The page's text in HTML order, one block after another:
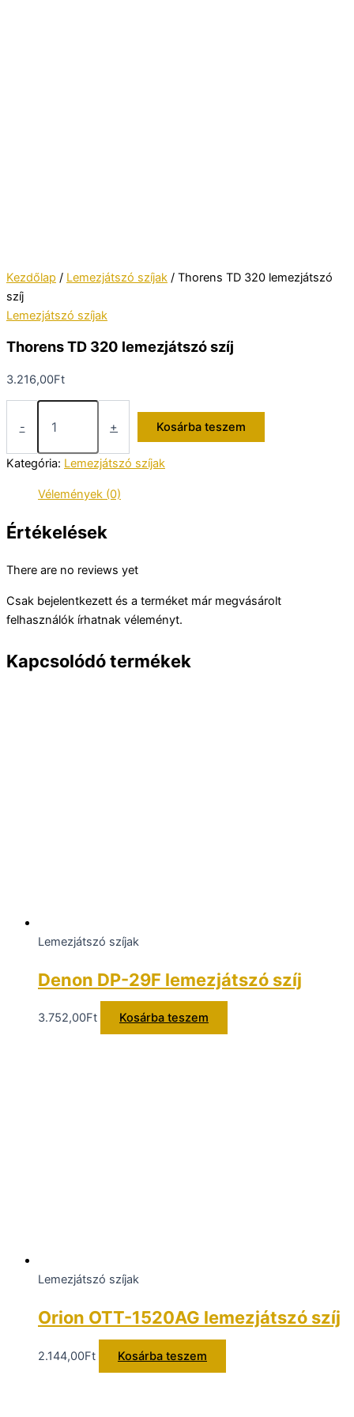
Kezdőlap / Lemezjátszó szíjak / Thorens TD 320 lemezjátszó
szíj
Lemezjátszó szíjak
Thorens TD 320 lemezjátszó szíj
3.216,00Ft
-
Thorens
lemezjátszó
szíj
mennyiség
+ Kosárba teszem
Kategória: Lemezjátszó szíjak
Vélemények (0)
Értékelések
There are no reviews yet
Csak bejelentkezett és a terméket már megvásárolt
felhasználók írhatnak véleményt.
Kapcsolódó termékek
Lemezjátszó szíjak
Denon DP-29F lemezjátszó szíj
3.752,00Ft Kosárba teszem
Lemezjátszó szíjak
Orion OTT-1520AG lemezjátszó szíj
2.144,00Ft Kosárba teszem